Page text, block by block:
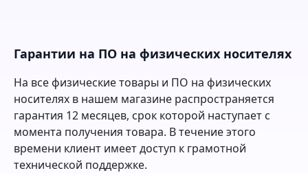
Гарантии на ПО на физических носителях
На все физические товары и ПО на физических
носителях в нашем магазине распространяется
гарантия 12 месяцев, срок которой наступает с
момента получения товара. В течение этого
времени клиент имеет доступ к грамотной
технической поддержке.